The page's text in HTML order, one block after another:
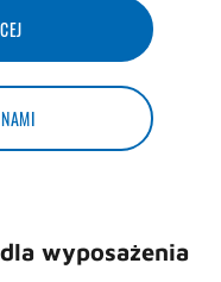
wyposażenia